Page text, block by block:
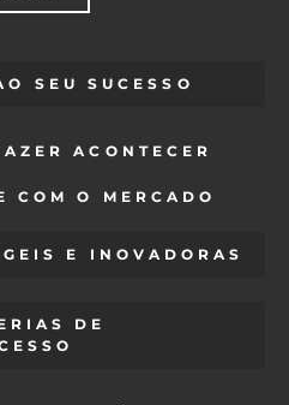
SEU SUCESSO
ACONTECER
COM O MERCADO
E INOVADORAS
DE